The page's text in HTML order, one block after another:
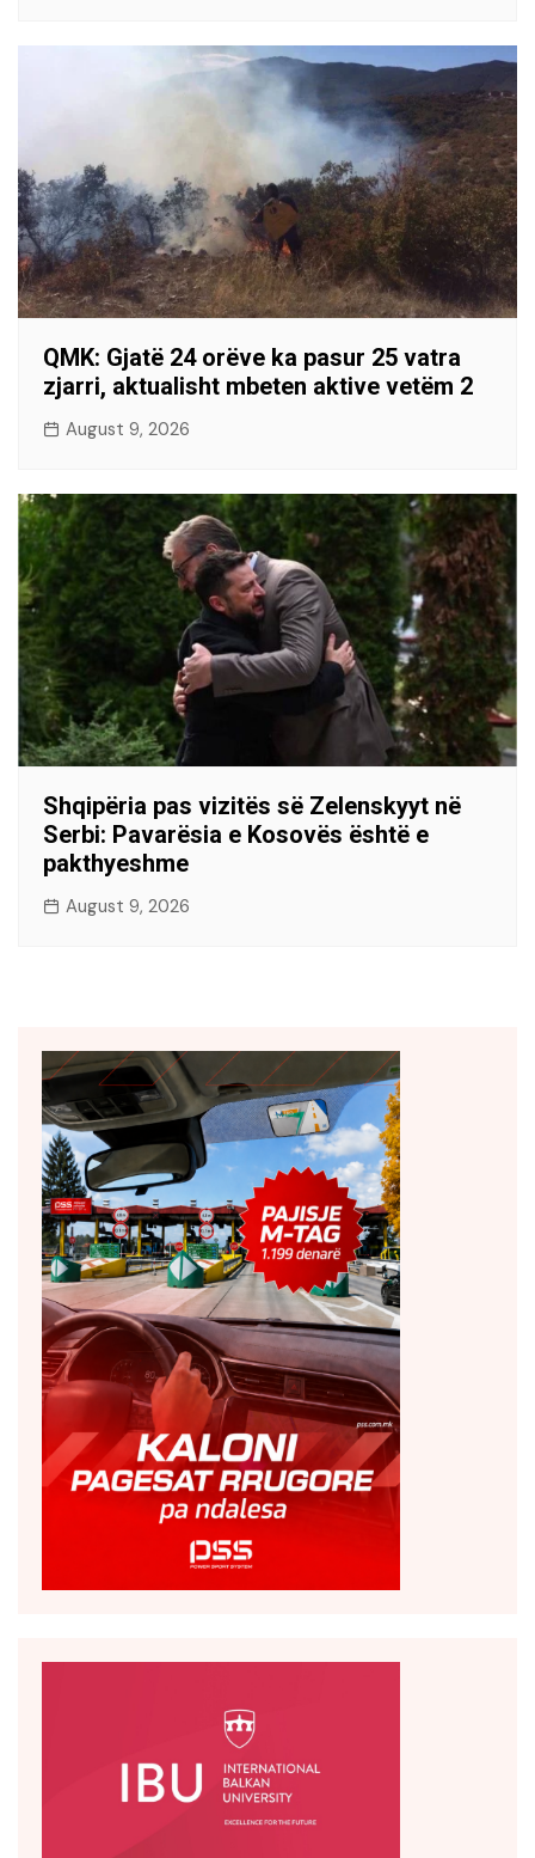
QMK: Gjatë 24 orëve ka pasur 25 vatra
zjarri, aktualisht mbeten aktive vetëm 2
August 9, 2026
Shqipëria pas vizitës së Zelenskyyt në
Serbi: Pavarësia e Kosovës është e
pakthyeshme
August 9, 2026